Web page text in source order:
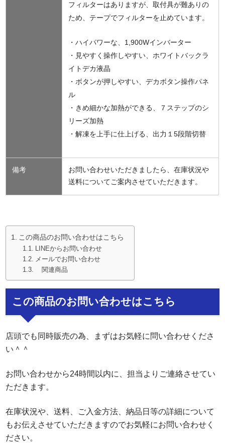
フィルターはありますが、取付具が難ありの
ため、テープでフィルターを止めています。
・ハイパワーな、1,900Wインバーター
・見やすく操作しやすい、ホワイトバックラ
イトデカ液晶
・ボタンが押しやすい、デカボタン操作パネ
ル
・きめ細かな加熱ができる、７ステップのシ
リーズ加熱
・解凍を上手に仕上げる、出力１5段階切替
備考
お問い合わせいただきましたら、在庫状況や
送料についてご案内させていただきます。
この商品のお問い合わせはこちら
LINEからお問い合わせ
メールでお問い合わせ
関連商品
この商品のお問い合わせはこちら
店頭でも同時販売の為、まずはお気軽に問い合わせくださ
い＾＾
お問い合わせから24時間以内に、担当よりご連絡させてい
ただきます。
在庫状況や、送料、ご入金方法、納品日等の詳細について
もお伝えさせていただきますのでお気軽にお問い合わせく
ださい。